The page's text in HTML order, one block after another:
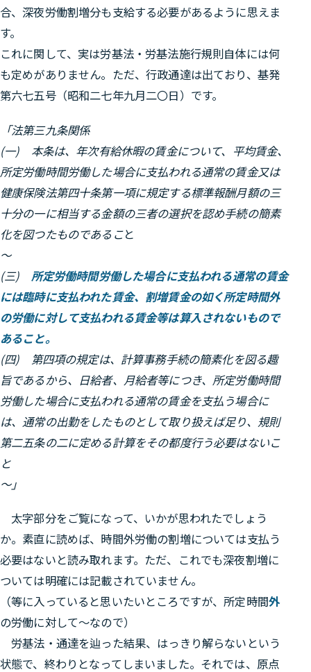
合、深夜労働割増分も支給する必要があるように思えま
す。
これに関して、実は労基法・労基法施行規則自体には何
も定めがありません。 ただ、行政通達は出ており、基発
第六七五号（昭和二七年九月二〇日）です。
「法第三九条関係
(一) 本条は、年次有給休暇の賃金について、平均賃金、
所定労働時間労働した場合に支払われる通常の賃金又は
健康保険法第四十条第一項に規定する標準報酬月額の三
十分の一に相当する金額の三者の選択を認め手続の簡素
化を図つたものであること
～
(三) 所定労働時間労働した場合に支払われる通常の賃金
には臨時に支払われた賃金、割増賃金の如く所定時間外
の労働に対して支払われる賃金等は算入されないもので
あること。
(四) 第四項の規定は、計算事務手続の簡素化を図る趣
旨であるから、日給者、月給者等につき、所定労働時間
労働した場合に支払われる通常の賃金を支払う場合に
は、通常の出勤をしたものとして取り扱えば足り、規則
第二五条の二に定める計算をその都度行う必要はないこ
と
～」
太字部分をご覧になって、いかが思われたでしょう
か。素直に読めば、時間外労働の割増については支払う
必要はないと読み取れます。ただ、これでも深夜割増に
ついては明確には記載されていません。
（等に入っていると思いたいところですが、所定時間外
の労働に対して～なので）
労基法・通達を辿った結果、はっきり解らないという
状態で、終わりとなってしまいました。それでは、原点